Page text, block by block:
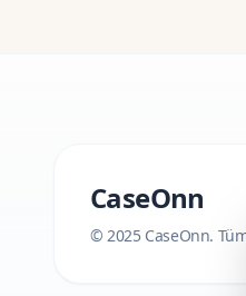
CaseOnn
© 2025 CaseOnn.